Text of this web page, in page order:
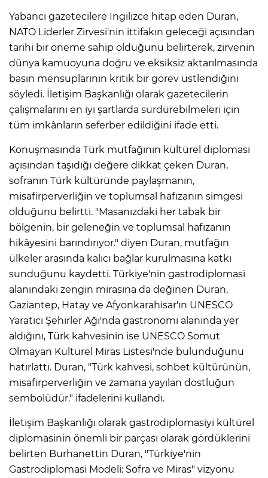
Yabancı gazetecilere İngilizce hitap eden Duran,
NATO Liderler Zirvesi'nin ittifakın geleceği açısından
tarihi bir öneme sahip olduğunu belirterek, zirvenin
dünya kamuoyuna doğru ve eksiksiz aktarılmasında
basın mensuplarının kritik bir görev üstlendiğini
söyledi. İletişim Başkanlığı olarak gazetecilerin
çalışmalarını en iyi şartlarda sürdürebilmeleri için
tüm imkânların seferber edildiğini ifade etti.
Konuşmasında Türk mutfağının kültürel diplomasi
açısından taşıdığı değere dikkat çeken Duran,
sofranın Türk kültüründe paylaşmanın,
misafirperverliğin ve toplumsal hafızanın simgesi
olduğunu belirtti. "Masanızdaki her tabak bir
bölgenin, bir geleneğin ve toplumsal hafızanın
hikâyesini barındırıyor." diyen Duran, mutfağın
ülkeler arasında kalıcı bağlar kurulmasına katkı
sunduğunu kaydetti. Türkiye'nin gastrodiplomasi
alanındaki zengin mirasına da değinen Duran,
Gaziantep, Hatay ve Afyonkarahisar'ın UNESCO
Yaratıcı Şehirler Ağı'nda gastronomi alanında yer
aldığını, Türk kahvesinin ise UNESCO Somut
Olmayan Kültürel Miras Listesi'nde bulunduğunu
hatırlattı. Duran, "Türk kahvesi, sohbet kültürünün,
misafirperverliğin ve zamana yayılan dostluğun
sembolüdür." ifadelerini kullandı.
İletişim Başkanlığı olarak gastrodiplomasiyi kültürel
diplomasinin önemli bir parçası olarak gördüklerini
belirten Burhanettin Duran, "Türkiye'nin
Gastrodiplomasi Modeli: Sofra ve Miras" vizyonu